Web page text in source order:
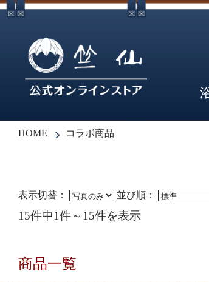
HOME コラボ商品
表示切替： 並び順：
15件中1件～15件を表示
商品一覧